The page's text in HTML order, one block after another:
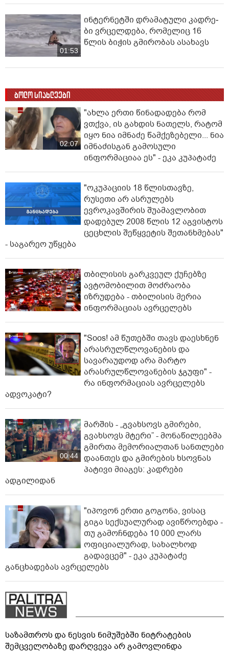
01:53
ინ­ტერ­ნეტ­ში დრა­მა­ტუ­ლი კად­რე­
ბი ვრცელდება, რომელიც 16
წლის ბიჭის გმირობას ასახავს
ბოლო სიახლეები
02:07
"ახლა ერთი წინადადება რომ
ვთქვა, ის გახდის ნათელს, რატომ
იყო ნია იმნაძე წამქეზებელი... ნია
იმნაძისგან გამოსული
ინფორმაციაა ეს" - ეკა კუპატაძე
"ოკუპაციის 18 წლისთავზე,
რუსეთი არ ასრულებს
ევროკავშირის შუამავლობით
დადებულ 2008 წლის 12 აგვისტოს
ცეცხლის შეწყვეტის შეთანხმებას"
- საგარეო უწყება
თბილისის გარკვეულ ქუჩებზე
ავტომობილით მოძრაობა
იზრუდება - თბილისის მერია
ინფორმაციას ავრცელებს
"Soos! ამ წუთებში თავს დაესხნენ
არასრულწლოვანების და
სავარაუდოდ არა მარტო
არასრულწლოვანების ჯგუფი" -
რა ინფორმაციას ავრცელებს
ადვოკატი?
00:44
მარშის - „გვახსოვს გმირები,
გვახსოვს მტერი” - მონაწილეებმა
გმირთა მემორიალთან სანთლები
დაანთეს და გმირების ხსოვნას
პატივი მიაგეს: კადრები
ადგილიდან
"იპოვონ ერთი გოგონა, ვისაც
გიგა სექსუალურად ავიწროებდა -
თუ გამოჩნდება 10 000 ლარს
ოფიციალურად, სახალხოდ
გადავცემ" - ეკა კუპატაძე
განცხადებას ავრცელებს
საზამთროს და ნესვის ნიმუშებში ნიტრატების
შემცველობაზე დარღვევა არ გამოვლინდა